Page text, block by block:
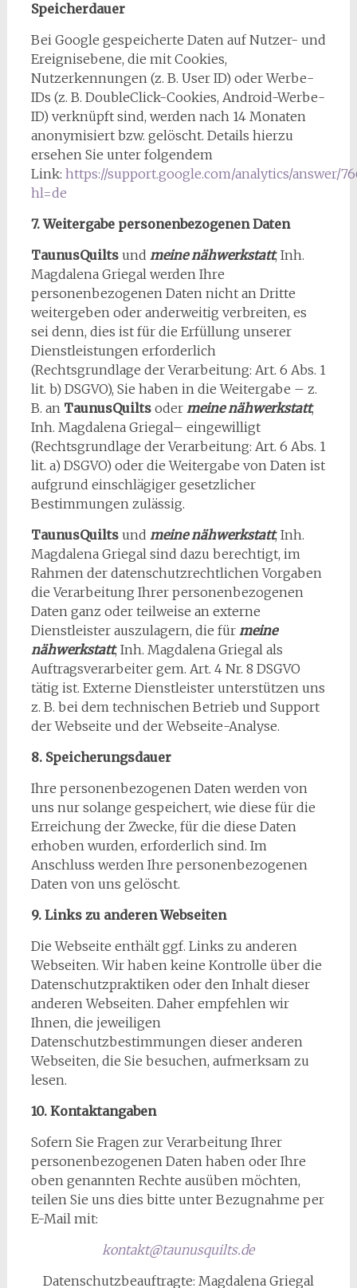
Speicherdauer
Bei Google gespeicherte Daten auf Nutzer- und
Ereignisebene, die mit Cookies,
Nutzerkennungen (z. B. User ID) oder Werbe-
IDs (z. B. DoubleClick-Cookies, Android-Werbe-
ID) verknüpft sind, werden nach 14 Monaten
anonymisiert bzw. gelöscht. Details hierzu
ersehen Sie unter folgendem
Link: https://support.google.com/analytics/answer/
hl=de
7. Weitergabe personenbezogenen Daten
TaunusQuiltsund meine nähwerkstatt, Inh.
Magdalena Griegal werden Ihre
personenbezogenen Daten nicht an Dritte
weitergeben oder anderweitig verbreiten, es
sei denn, dies ist für die Erfüllung unserer
Dienstleistungen erforderlich
(Rechtsgrundlage der Verarbeitung: Art. 6 Abs. 1
lit. b) DSGVO), Sie haben in die Weitergabe – z.
B. an TaunusQuilts oder meine nähwerkstatt,
Inh. Magdalena Griegal– eingewilligt
(Rechtsgrundlage der Verarbeitung: Art. 6 Abs. 1
lit. a) DSGVO) oder die Weitergabe von Daten ist
aufgrund einschlägiger gesetzlicher
Bestimmungen zulässig.
TaunusQuilts und meine nähwerkstatt, Inh.
Magdalena Griegal sind dazu berechtigt, im
Rahmen der datenschutzrechtlichen Vorgaben
die Verarbeitung Ihrer personenbezogenen
Daten ganz oder teilweise an externe
Dienstleister auszulagern, die für meine
nähwerkstatt, Inh. Magdalena Griegal als
Auftragsverarbeiter gem. Art. 4 Nr. 8 DSGVO
tätig ist. Externe Dienstleister unterstützen uns
z. B. bei dem technischen Betrieb und Support
der Webseite und der Webseite-Analyse.
8. Speicherungsdauer
Ihre personenbezogenen Daten werden von
uns nur solange gespeichert, wie diese für die
Erreichung der Zwecke, für die diese Daten
erhoben wurden, erforderlich sind. Im
Anschluss werden Ihre personenbezogenen
Daten von uns gelöscht.
9. Links zu anderen Webseiten
Die Webseite enthält ggf. Links zu anderen
Webseiten. Wir haben keine Kontrolle über die
Datenschutzpraktiken oder den Inhalt dieser
anderen Webseiten. Daher empfehlen wir
Ihnen, die jeweiligen
Datenschutzbestimmungen dieser anderen
Webseiten, die Sie besuchen, aufmerksam zu
lesen.
10. Kontaktangaben
Sofern Sie Fragen zur Verarbeitung Ihrer
personenbezogenen Daten haben oder Ihre
oben genannten Rechte ausüben möchten,
teilen Sie uns dies bitte unter Bezugnahme per
E-Mail mit:
kontakt@taunusquilts.de
Datenschutzbeauftragte: Magdalena Griegal